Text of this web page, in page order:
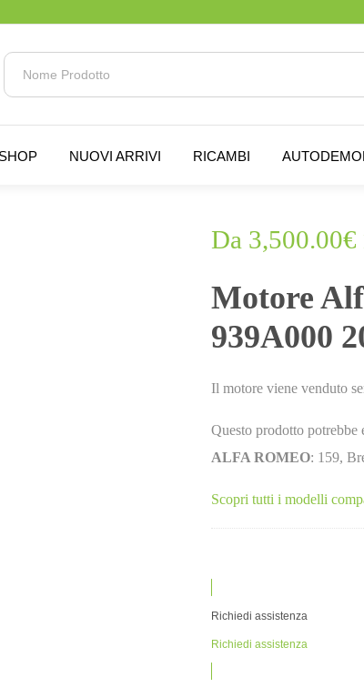
SHOP NUOVI ARRIVI RICAMBI
Da 3,500.00€
Motore
939A000
Il motore viene venduto
Questo prodotto potrebbe
ALFA ROMEO: 159,
Scopri tutti i modelli
Richiedi assistenza
Richiedi assistenza